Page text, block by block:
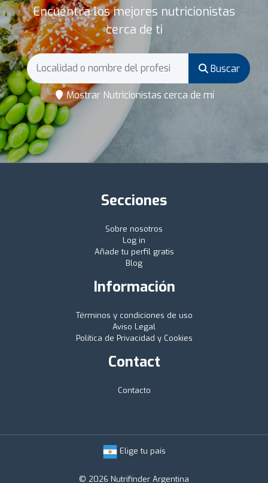
Encuentra los mejores nutricionistas
cerca de ti
Buscar
Mostrar Nutricionistas cerca de mí
Secciones
Sobre nosotros
Log in
Añade tu perfil gratis
Blog
Información
Términos y condiciones de uso
Aviso Legal
Política de Privacidad y Cookies
Contact
Contacto
Elige tu país
© 2026 Nutrifinder Argentina